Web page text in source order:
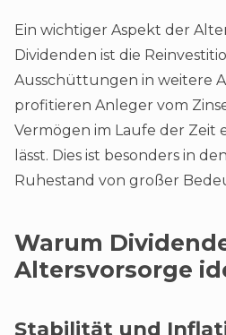
Ein wichtiger Aspekt der
Dividenden ist die
Ausschüttungen in weitere
profitieren Anleger vom
Vermögen im Laufe der Zeit
lässt. Dies ist besonders in
Ruhestand von großer
Warum
Altersvorsorge
Stabilität und